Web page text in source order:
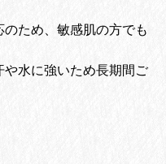
のため、敏感肌の方でも
や水に強いため長期間ご